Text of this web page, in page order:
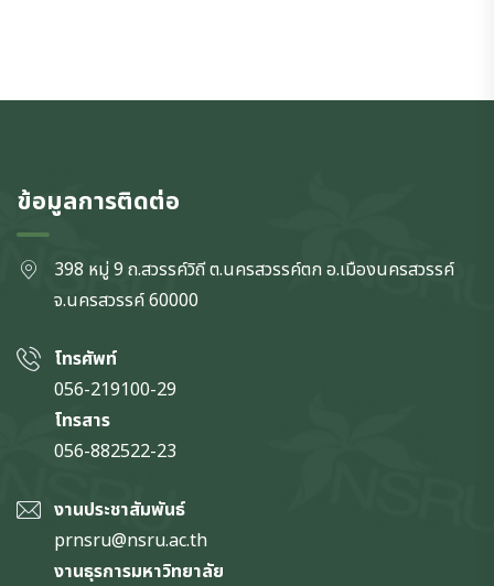
ข้อมูลการติดต่อ
398 หมู่ 9 ถ.สวรรค์วิถี ต.นครสวรรค์ตก อ.เมืองนครสวรรค์
จ.นครสวรรค์60000
โทรศัพท์
056-219100-29
โทรสาร
056-882522-23
งานประชาสัมพันธ์
prnsru@nsru.ac.th
งานธุรการมหาวิทยาลัย